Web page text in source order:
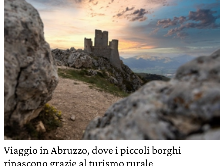
Viaggio in Abruzzo, dove i piccoli borghi
rinascono grazie al turismo rurale